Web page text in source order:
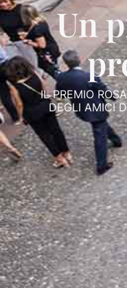
Un
IL PREMIO
DEGLI AMICI